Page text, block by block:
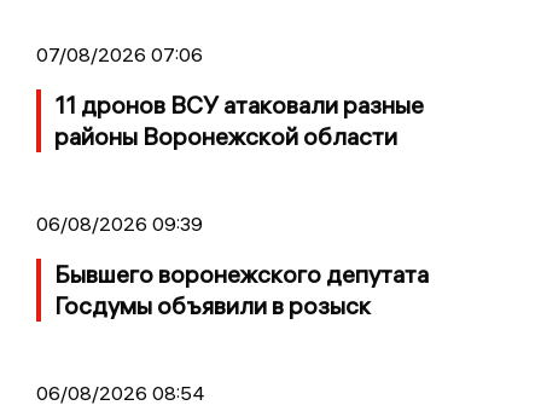
07/08/2026 07:06
11 дронов ВСУ атаковали разные
районы Воронежской области
06/08/2026 09:39
Бывшего воронежского депутата
Госдумы объявили в розыск
06/08/2026 08:54